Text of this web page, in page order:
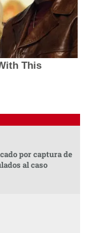
This
por captura de
al caso